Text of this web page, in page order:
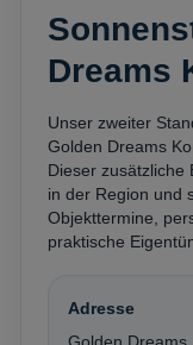
Dreams
Unser zweiter
Golden Dreams
Dieser zusätzliche
in der Region und
Objekttermine,
praktische
Adresse